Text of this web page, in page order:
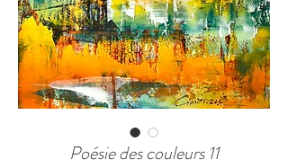
Poésie des couleurs 11